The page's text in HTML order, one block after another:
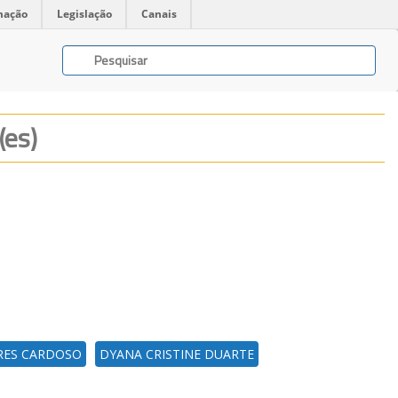
Legislação Canais
CARDOSO DYANA CRISTINE DUARTE